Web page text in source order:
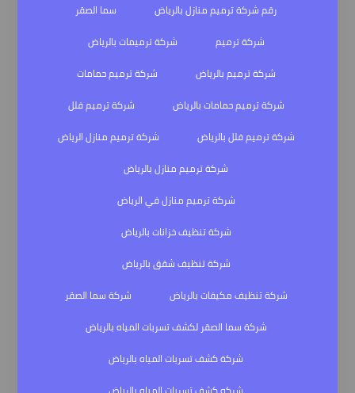
رقم شركة ترميم منازل بالرياض
سما الصقر
شركة ترميم
شركة ترميمات بالرياض
شركة ترميم بالرياض
شركة ترميم حمامات
شركة ترميم حمامات بالرياض
شركة ترميم فلل
شركة ترميم فلل بالرياض
شركة ترميم منازل الرياض
شركة ترميم منازل بالرياض
شركة ترميم منازل في الرياض
شركة تنظيف خزانات بالرياض
شركة تنظيف شقق بالرياض
شركة تنظيف مكيفات بالرياض
شركة سما الصقر
شركة سما الصقر لكشف تسربات المياه بالرياض
شركة كشف تسربات المياه بالرياض